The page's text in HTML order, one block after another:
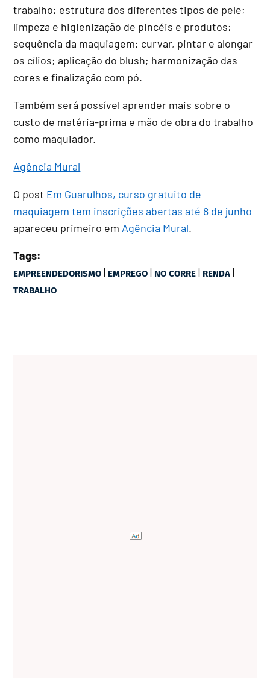
trabalho; estrutura dos diferentes tipos de pele;
limpeza e higienização de pincéis e produtos;
sequência da maquiagem; curvar, pintar e alongar
os cílios; aplicação do blush; harmonização das
cores e finalização com pó.
Também será possível aprender mais sobre o
custo de matéria-prima e mão de obra do trabalho
como maquiador.
Agência Mural
O post Em Guarulhos, curso gratuito de
maquiagem tem inscrições abertas até 8 de junho
apareceu primeiro em Agência Mural.
Tags:
EMPREENDEDORISMO | EMPREGO | NO CORRE | RENDA |
TRABALHO